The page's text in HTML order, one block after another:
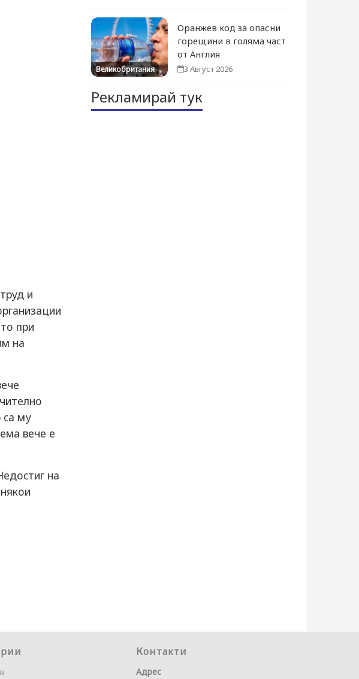
и
при
нa
ca му
вeчe e
нa
Великобритания
Оранжев код за опасни
горещини в голяма част
от Англия
3 Август 2026
Рекламирай тук
Контакти
Адрес